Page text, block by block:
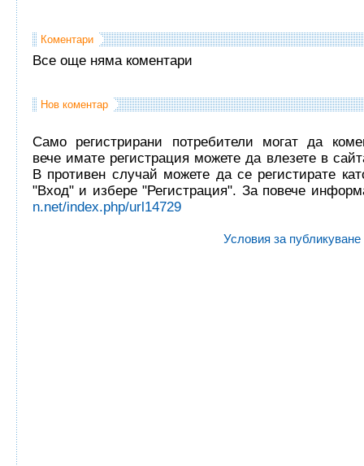
Коментари
Все още няма коментари
Нов коментар
Само регистрирани потребители могат да
вече имате регистрация можете да влезете в
В противен случай можете да се регистирате
"Вход" и избере "Регистрация". За повече
n.net/index.php/url14729
Условия за